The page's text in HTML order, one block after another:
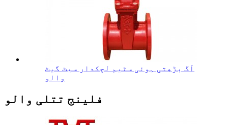
آگ بڑھتی ہوئی سٹیم لچکدار سیٹ گیٹ
والو
فلینج تتلی والو